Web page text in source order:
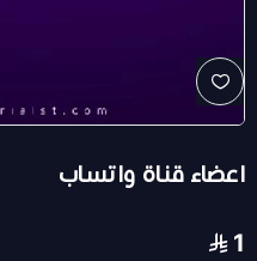
اعضاء قناة واتساب
1